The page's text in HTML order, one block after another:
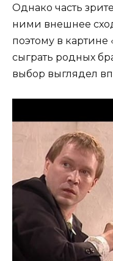
Однако часть
ними внешнее
поэтому в
сыграть родных
выбор выглядел